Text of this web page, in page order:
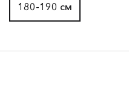
180-190 см